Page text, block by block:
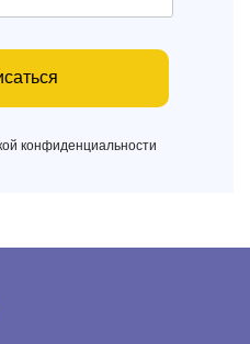
конфиденциальности